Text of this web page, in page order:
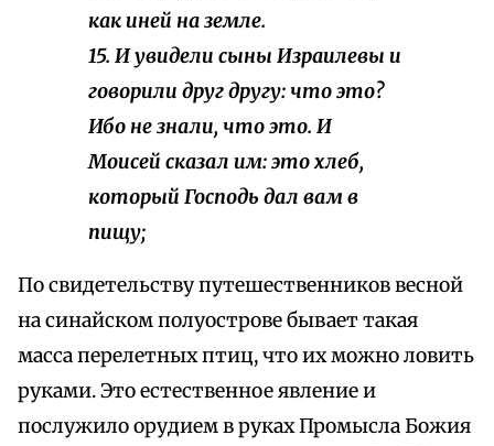
как иней на земле.
15. И увидели сыны Израилевы и
говорили друг другу: что это?
Ибо не знали, что это. И
Моисей сказал им: это хлеб,
который Господь дал вам в
пищу;
По свидетельству путешественников весной
на синайском полуострове бывает такая
масса перелетных птиц, что их можно ловить
руками. Это естественное явление и
послужило орудием в руках Промысла Божия